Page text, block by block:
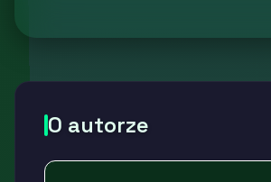
O autorze